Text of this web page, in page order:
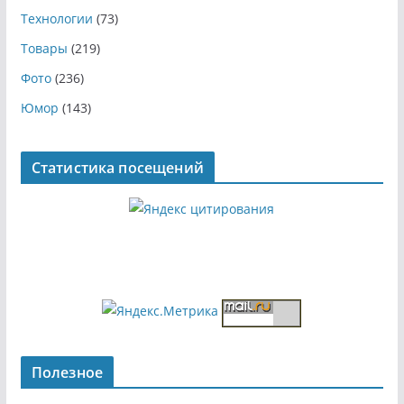
Технологии (73)
Товары (219)
Фото(236)
Юмор (143)
Статистика посещений
Полезное